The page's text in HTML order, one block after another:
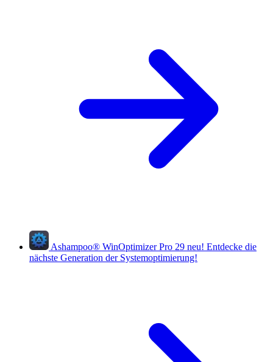
Ashampoo® WinOptimizer Pro 29 neu! Entdecke die
nächste Generation der Systemoptimierung!